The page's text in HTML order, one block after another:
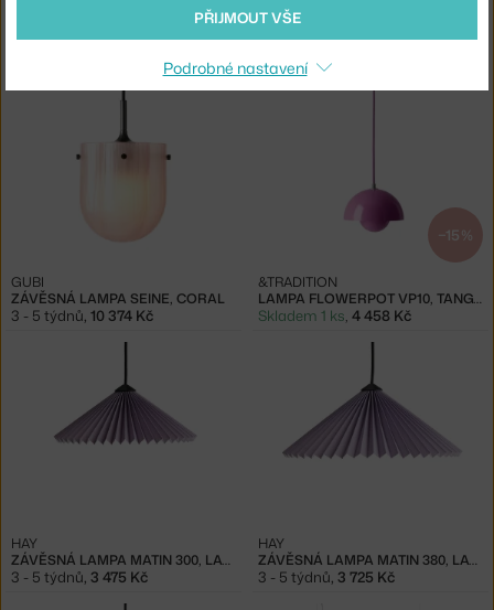
MULTI-LITE, ROSE DUST/BRASS MALUMA™ Ø 23,5 CM, ROSE
FRITZ HANSEN
ZÁVĚSNÁ LAMPA SEINE, CORAL
GUBI
3 - 5 týdnů, 10 374 Kč
−15 %
LAMPA FLOWERPOT VP10, TANGY PINK
&TRADITION
Skladem 1 ks, 4 458 Kč
ZÁVĚSNÁ LAMPA MATIN 300, LAVENDER
HAY
3 - 5 týdnů, 3 475 Kč
ZÁVĚSNÁ LAMPA MATIN 380, LAVENDER
HAY
3 - 5 týdnů, 3 725 Kč
PŘIJMOUT VŠE
Podrobné nastavení